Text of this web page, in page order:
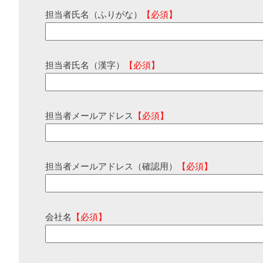
担当者氏名（ふりがな） 【必須】
担当者氏名（漢字） 【必須】
担当者メールアドレス 【必須】
担当者メールアドレス（確認用） 【必須】
会社名 【必須】